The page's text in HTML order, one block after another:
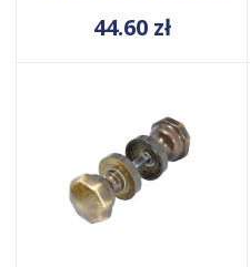
44.60 zł